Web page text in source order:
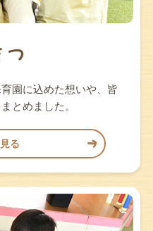
園に込めた想いや、皆
とめました。
る